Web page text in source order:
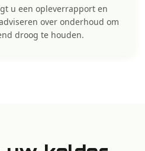
u een opleverrapport en
over onderhoud om
droog te houden.